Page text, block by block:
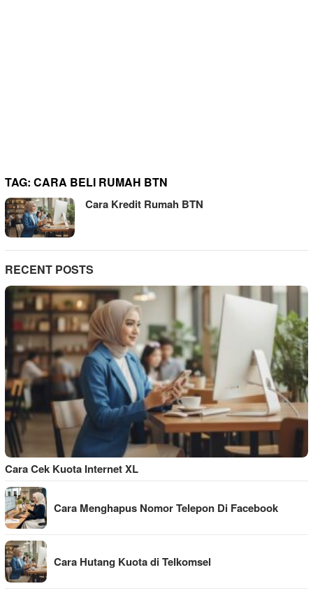
TAG: CARA BELI RUMAH BTN
Cara Kredit Rumah BTN
RECENT POSTS
Cara Cek Kuota Internet XL
Cara Menghapus Nomor Telepon Di Facebook
Cara Hutang Kuota di Telkomsel